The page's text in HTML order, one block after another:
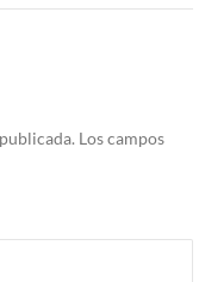
Los campos